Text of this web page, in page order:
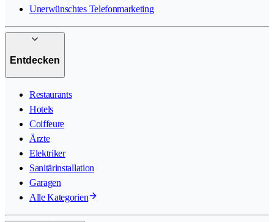
Unerwünschtes Telefonmarketing
Entdecken
Restaurants
Hotels
Coiffeure
Ärzte
Elektriker
Sanitärinstallation
Garagen
Alle Kategorien